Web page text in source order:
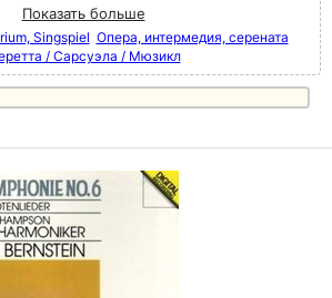
Показать больше
Singspiel Опера, интермедия, серената
/ Сарсуэла / Мюзикл